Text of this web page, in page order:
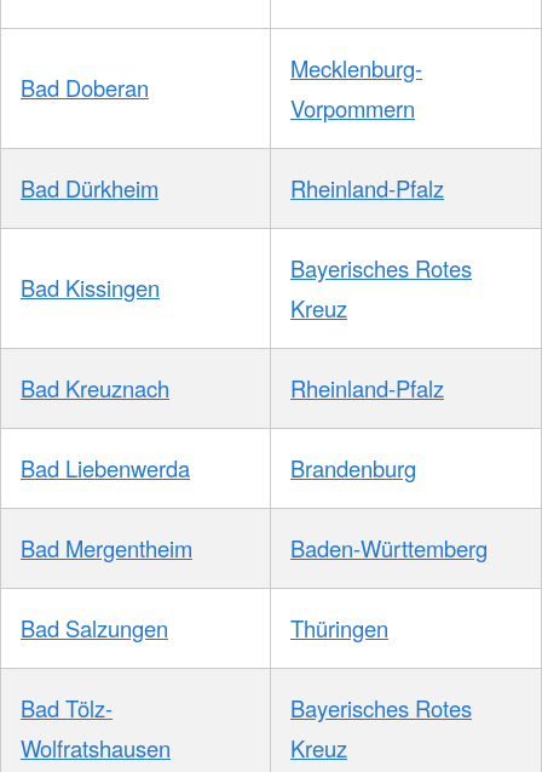
Bad Doberan
Mecklenburg-
Vorpommern
Bad Dürkheim Rheinland-Pfalz
Bad Kissingen
Bayerisches Rotes
Kreuz
Bad Kreuznach Rheinland-Pfalz
Bad Liebenwerda Brandenburg
Bad Mergentheim Baden-Württemberg
Bad Salzungen Thüringen
Bad Tölz-
Wolfratshausen
Bayerisches Rotes
Kreuz